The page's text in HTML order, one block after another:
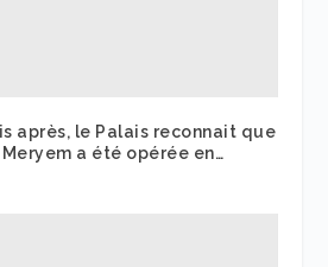
après, le Palais reconnait que
a été opérée en…